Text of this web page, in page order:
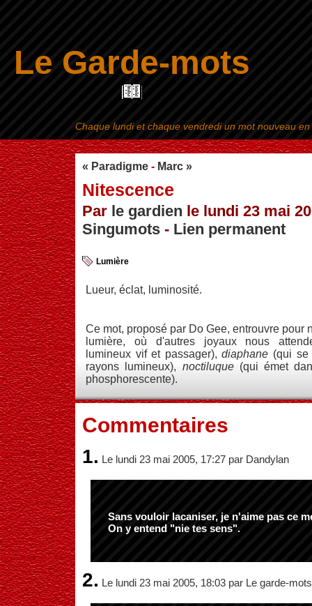
Le Garde-mots
Aller au contenu|
« Paradigme - Marc »
Nitescence
Par le gardien le lundi 23 mai
Singumots - Lien permanent
Lumière
Lueur, éclat, luminosité.
Ce mot, proposé par Do Gee, entrouvre pour
lumière, où d'autres joyaux nous
lumineux vif et passager),diaphane (qui se
rayons lumineux), noctiluque(qui émet
phosphorescente).
Commentaires
1. Le lundi 23 mai 2005, 17:27 par Dandylan
Sans vouloir lacaniser, je n'aime pas ce
On y entend "nie tes sens".
2. Le lundi 23 mai 2005, 18:03 par Le garde-mots
Chaque lundi et chaque vendredi un mot nouveau